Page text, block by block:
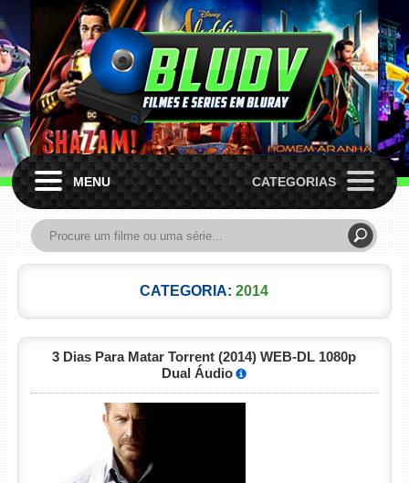
MENU CATEGORIAS
CATEGORIA:2014
3 Dias Para Matar Torrent (2014) WEB-DL 1080p
Dual Áudio